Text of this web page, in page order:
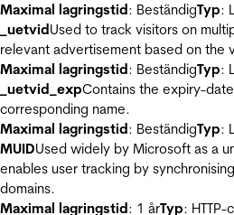
Maximal lagringstid: BeständigTyp:
_uetvidUsed to track visitors on
relevant advertisement based on the
Maximal lagringstid: BeständigTyp:
_uetvid_expContains the expiry-
corresponding name.
Maximal lagringstid: BeständigTyp:
MUIDUsed widely by Microsoft as a
enables user tracking by
domains.
Maximal lagringstid: 1 årTyp: HTTP-